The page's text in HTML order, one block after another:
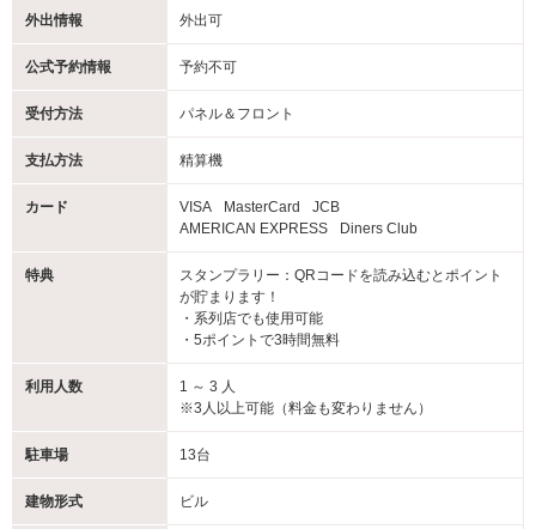
外出情報 外出可
公式予約情報 予約不可
受付方法 パネル＆フロント
支払方法 精算機
カード VISA MasterCard
JCB
AMERICAN EXPRESS
Diners Club
特典
スタンプラリー：QRコードを読み込むとポイント
が貯まります！
・系列店でも使用可能
・5ポイントで3時間無料
利用人数
1 ～ 3 人
※3人以上可能（料金も変わりません）
駐車場 13台
建物形式 ビル